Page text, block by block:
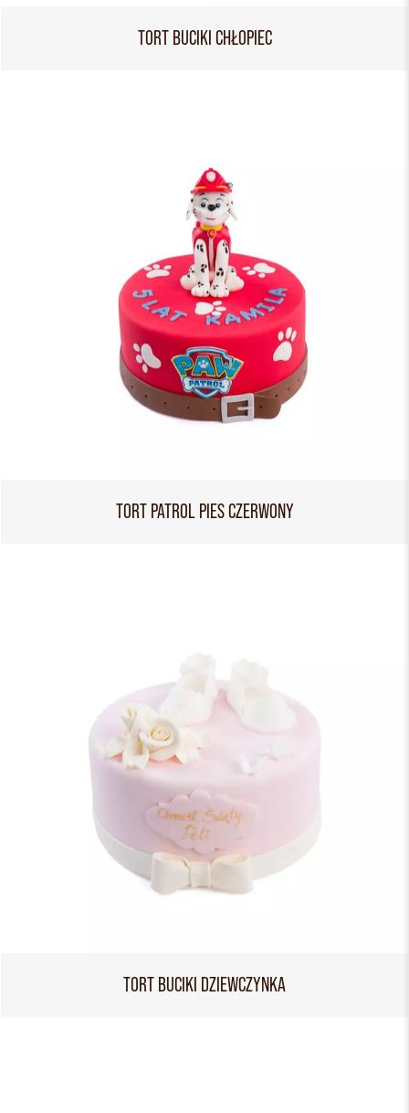
TORT BUCIKI CHŁOPIEC
TORT PATROL PIES CZERWONY
TORT BUCIKI DZIEWCZYNKA